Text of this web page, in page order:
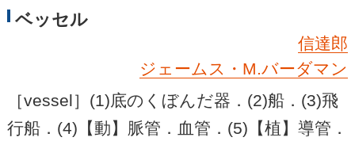
ベッセル
信達郎
ジェームス・M.バーダマン
［vessel］(1)底のくぼんだ器．(2)船．(3)飛
行船．(4)【動】脈管．血管．(5)【植】導管．